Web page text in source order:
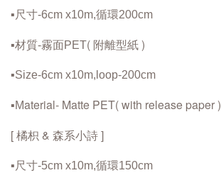
▪️尺寸-6cm x10m,循環200cm
▪️材質-霧面PET( 附離型紙 )
▪️Size-6cm x10m,loop-200cm
▪️Material- Matte PET( with release paper )
[ 橘枳 & 森系小詩 ]
▪️尺寸-5cm x10m,循環150cm